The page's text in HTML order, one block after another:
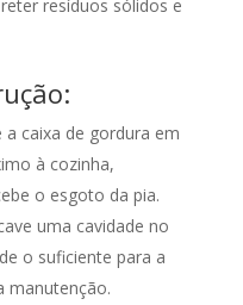
resíduos sólidos e
a caixa de gordura em
à cozinha,
o esgoto da pia.
uma cavidade no
o suficiente para a
manutenção.